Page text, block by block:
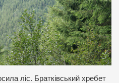
ліс. Братківський хребет